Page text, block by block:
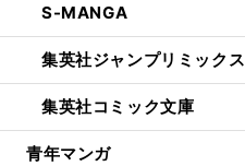
S-MANGA
集英社ジャンプリミックス
集英社コミック文庫
青年マンガ